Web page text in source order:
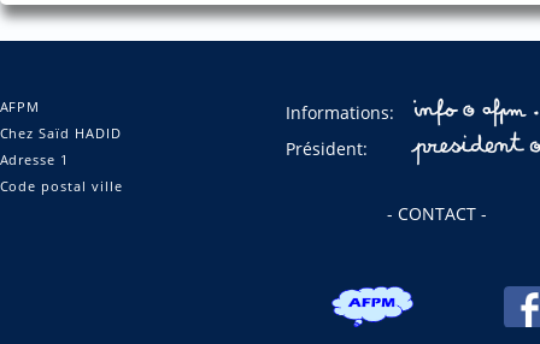
AFPM
Chez Saïd HADID
Adresse 1
Code postal ville
Informations:
Président:
- CONTACT -